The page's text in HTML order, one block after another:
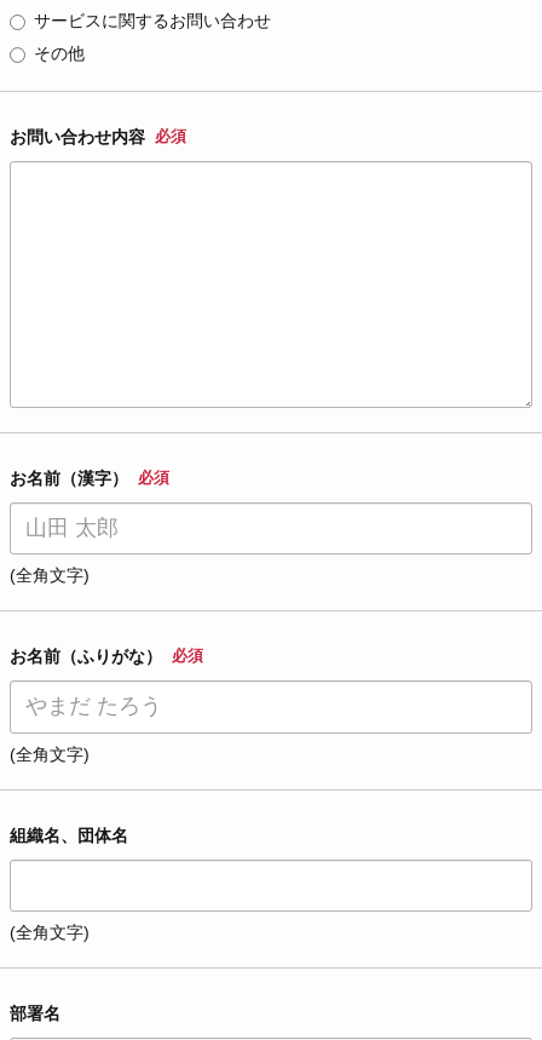
サービスに関するお問い合わせ
その他
お問い合わせ内容 必須
お名前（漢字） 必須
(全角文字)
お名前（ふりがな） 必須
(全角文字)
組織名、団体名
(全角文字)
部署名